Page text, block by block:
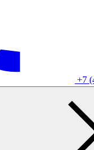
+7